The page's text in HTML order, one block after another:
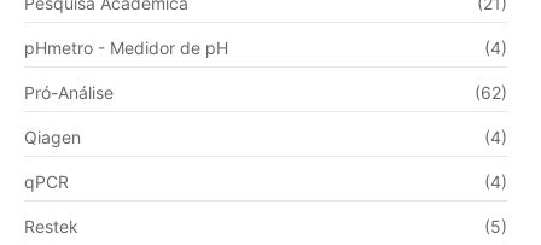
pHmetro - Medidor de pH (4)
Pró-Análise (62)
Qiagen (4)
qPCR (4)
Restek (5)